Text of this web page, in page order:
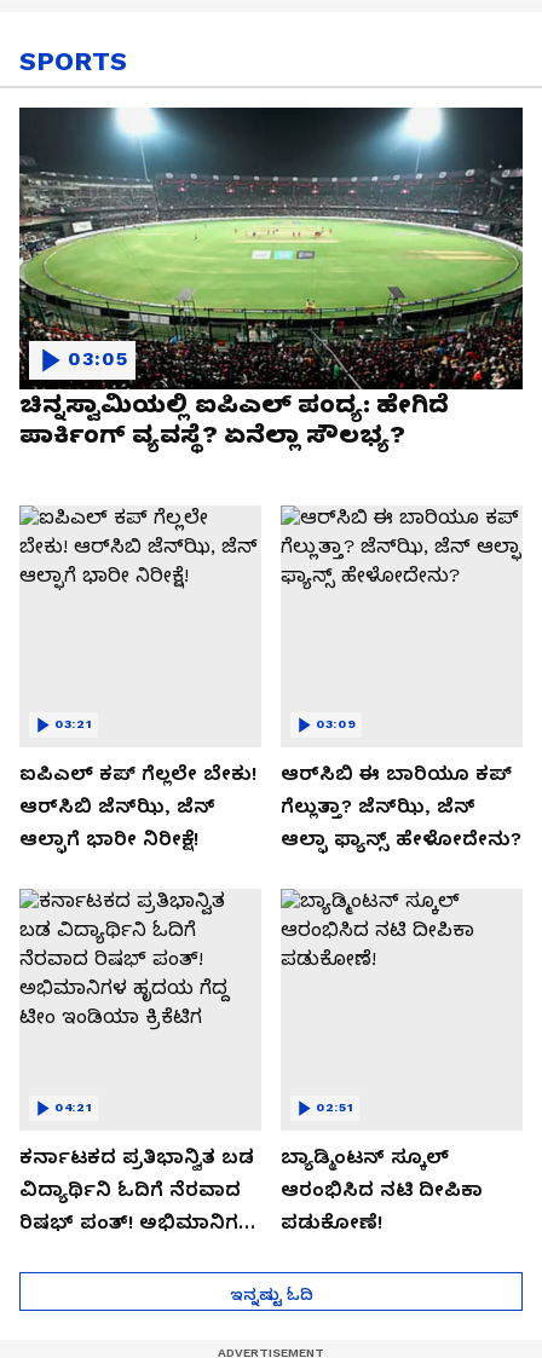
SPORTS
ಚಿನ್ನಸ್ವಾಮಿಯಲ್ಲಿ ಐಪಿಎಲ್‌ ಪಂದ್ಯ: ಹೇಗಿದೆ
ಪಾರ್ಕಿಂಗ್ ವ್ಯವಸ್ಥೆ? ಏನೆಲ್ಲಾ ಸೌಲಭ್ಯ?
03:05
ಐಪಿಎಲ್ ಕಪ್‌ ಗೆಲ್ಲಲೇ ಬೇಕು!
ಆರ್‌ಸಿಬಿ ಜೆನ್‌ಝಿ, ಜೆನ್‌
ಆಲ್ಫಾಗೆ ಭಾರೀ ನಿರೀಕ್ಷೆ!
03:21
ಆರ್‌ಸಿಬಿ ಈ ಬಾರಿಯೂ ಕಪ್‌
ಗೆಲ್ಲುತ್ತಾ? ಜೆನ್‌ಝಿ, ಜೆನ್‌
ಆಲ್ಫಾ ಫ್ಯಾನ್ಸ್ ಹೇಳೋದೇನು?
03:09
ಕರ್ನಾಟಕದ ಪ್ರತಿಭಾನ್ವಿತ ಬಡ
ವಿದ್ಯಾರ್ಥಿನಿ ಓದಿಗೆ ನೆರವಾದ
ರಿಷಭ್ ಪಂತ್! ಅಭಿಮಾನಿಗಳ
04:21
ಬ್ಯಾಡ್ಮಿಂಟನ್ ಸ್ಕೂಲ್​
ಆರಂಭಿಸಿದ ನಟಿ ದೀಪಿಕಾ
ಪಡುಕೋಣೆ!
02:51
ಇನ್ನಷ್ಟು ಓದಿ